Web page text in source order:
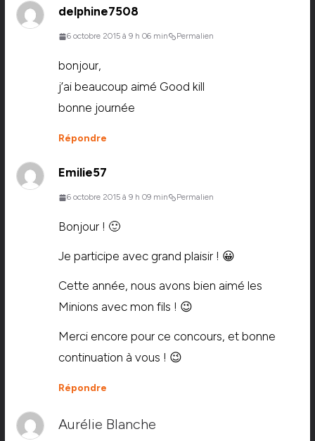
delphine7508
6 octobre 2015 à 9 h 06 min Permalien
bonjour,
j’ai beaucoup aimé Good kill
bonne journée
Répondre
Emilie57
6 octobre 2015 à 9 h 09 min Permalien
Bonjour ! 🙂
Je participe avec grand plaisir ! 😀
Cette année, nous avons bien aimé les
Minions avec mon fils ! 😉
Merci encore pour ce concours, et bonne
continuation à vous ! 😉
Répondre
Aurélie Blanche